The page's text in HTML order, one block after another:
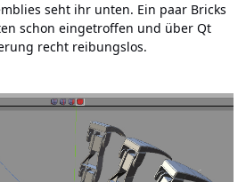
seht ihr unten. Ein paar Bricks
schon eingetroffen und über Qt
recht reibungslos.